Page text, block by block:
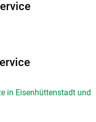
in Eisenhüttenstadt und